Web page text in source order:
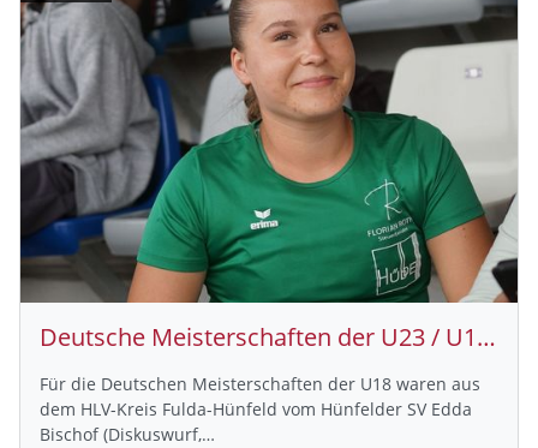
Deutsche Meisterschaften der U23 / U18 – Edda Bischof mit einer TOP-Leistung auf Platz 4 im Kugelstoßen
Für die Deutschen Meisterschaften der U18 waren aus
dem HLV-Kreis Fulda-Hünfeld vom Hünfelder SV Edda
Bischof (Diskuswurf,…